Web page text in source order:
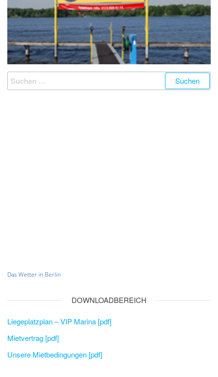
Suchen
nach:
Das Wetter in Berlin
DOWNLOADBEREICH
Liegeplatzplan – VIP Marina [pdf]
Mietvertrag [pdf]
Unsere Mietbedingungen [pdf]